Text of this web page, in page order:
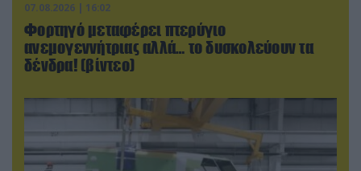
07.08.2026 | 16:02
Φορτηγό μεταφέρει πτερύγιο
ανεμογεννήτριας αλλά… το δυσκολεύουν τα
δένδρα! (βίντεο)